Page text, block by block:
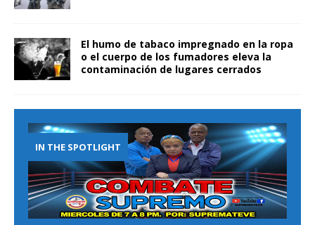
El humo de tabaco impregnado en la ropa
o el cuerpo de los fumadores eleva la
contaminación de lugares cerrados
IN THE SPOTLIGHT